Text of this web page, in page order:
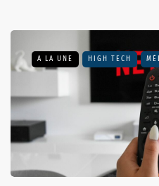
A LA UNE HIGH TECH